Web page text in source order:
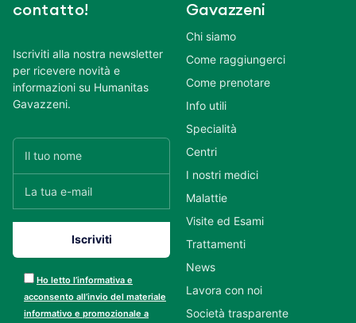
contatto!
Iscriviti alla nostra newsletter
per ricevere novità e
informazioni su Humanitas
Gavazzeni.
Ho letto l’informativa e
acconsento all’invio del materiale
informativo e promozionale a
Gavazzeni
Chi siamo
Come raggiungerci
Come prenotare
Info utili
Specialità
Centri
I nostri medici
Malattie
Visite ed Esami
Trattamenti
News
Lavora con noi
Società trasparente